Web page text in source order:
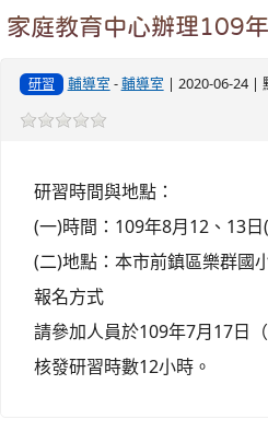
家庭教育中心辦理109
研習 輔導室 -輔導室 | 2020-06-24 |
研習時間與地點：
(一)時間：109年8月12、13
(二)地點：本市前鎮區樂群國
報名方式
請參加人員於109年7月17日
核發研習時數12小時。